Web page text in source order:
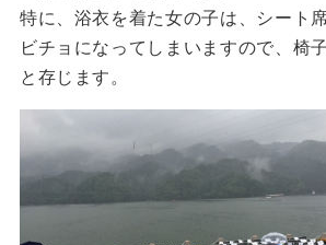
特に、浴衣を着た女の子は、シート
ビチョになってしまいますので、椅
と存じます。